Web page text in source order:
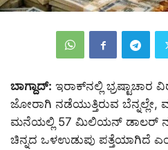
ಬಾಗ್ದಾದ್: ಇರಾಕ್‌ನಲ್ಲಿ
ಜೋರಾಗಿ ನಡೆಯುತ್ತಿರುವ ಬೆನ್ನಲ್ಲೇ,
ಮನೆಯಲ್ಲಿ 57 ಮಿಲಿಯನ್ ಡಾಲರ್
ಚಿನ್ನದ ಒಳಉಡುಪು ಪತ್ತೆಯಾಗಿದೆ